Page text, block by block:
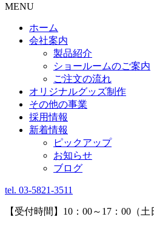
MENU
ホーム
会社案内
製品紹介
ショールームのご案内
ご注文の流れ
オリジナルグッズ制作
その他の事業
採用情報
新着情報
ピックアップ
お知らせ
ブログ
tel. 03-5821-3511
【受付時間】10：00～17：00（土